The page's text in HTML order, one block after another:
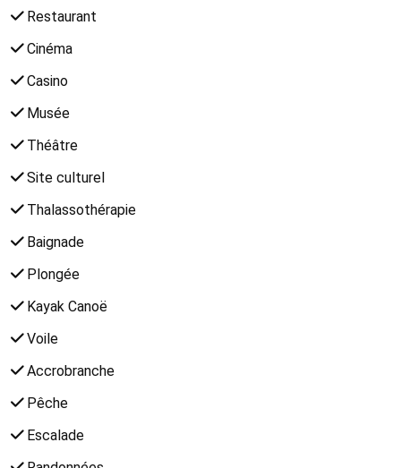
Restaurant
Cinéma
Casino
Musée
Théâtre
Site culturel
Thalassothérapie
Baignade
Plongée
Kayak Canoë
Voile
Accrobranche
Pêche
Escalade